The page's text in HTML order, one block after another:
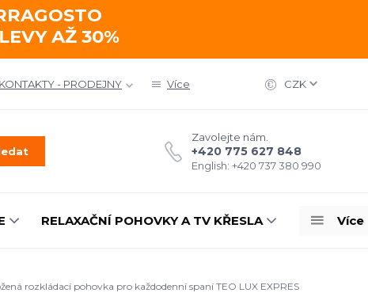
AŽ 30%
KONTAKTY - PRODEJNY Více CZK
Zavolejte nám.
+420 775 627 848
English: +420 737 380 990
RELAXAČNÍ POHOVKY A TV KŘESLA Více
rozkládací pohovka pro každodenní spaní TEO LUX EXPRES